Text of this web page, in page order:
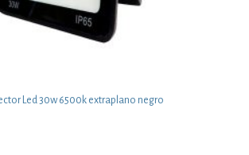
Led 30w 6500k extraplano negro